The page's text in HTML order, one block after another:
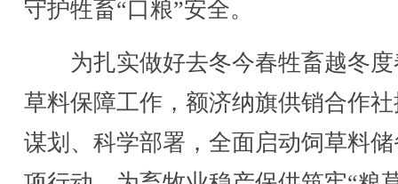
守护牲畜“口粮”安全。
为扎实做好去冬今春牲畜越冬度
草料保障工作，额济纳旗供销合作
谋划、科学部署，全面启动饲草料